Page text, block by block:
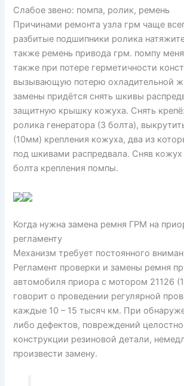
Слабое звено: помпа, ролик, ремень
Причинами ремонта узла грм чаще
разбитые подшипники ролика
также ремень привода грм. помпу
также при потере герметичности
вызывающую потерю охладительной
замены придётся снять шкивы
защитную крышку кожуха. Снять
ролика генератора (3 болта),
(10мм) крепления кожуха, два из
под шкивами распредвала. Сняв кожух
болта крепления помпы.
Когда нужна замена ремня ГРМ на
регламенту
Механизм требует постоянного
Регламент проверки и замены ремня
автомобиля приора с мотором 21126
говорит о проведении регулярной
каждые 10 – 15 тысяч км. При
либо дефектов, повреждений
конструкции резиновой детали,
произвести замену.